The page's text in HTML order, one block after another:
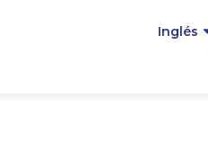
Inglés